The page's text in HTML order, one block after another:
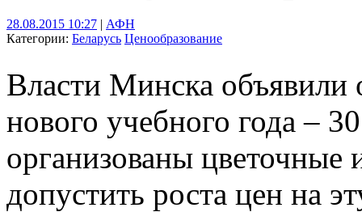
28.08.2015 10:27 | АФН
Категории: Беларусь Ценообразование
Власти Минска объявили
нового учебного года –
организованы цветочные
допустить роста цен на